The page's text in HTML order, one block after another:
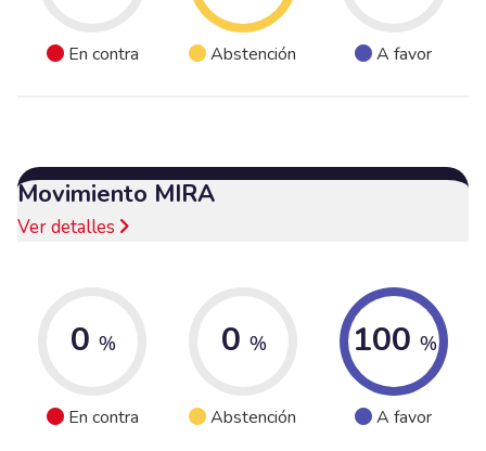
En contra Abstención A favor
Movimiento MIRA
Ver detalles
0 %
En contra
0 %
Abstención
100 %
A favor